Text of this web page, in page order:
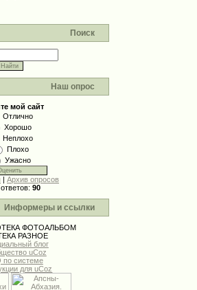
Поиск
Наш опрос
мой сайт
Отлично
Хорошо
Неплохо
Плохо
Ужасно
| Архив опросов
90
Информеры и ссылки
ФОТОАЛЬБОМ
РАЗНОЕ
блог
uCoz
по системе
для uCoz